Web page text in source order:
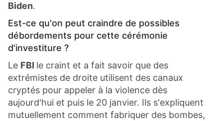
Biden.
Est-ce qu'on peut craindre de possibles
débordements pour cette cérémonie
d'investiture ?
Le FBI le craint et a fait savoir que des
extrémistes de droite utilisent des canaux
cryptés pour appeler à la violence dès
aujourd'hui et puis le 20 janvier. Ils s'expliquent
mutuellement comment fabriquer des bombes,